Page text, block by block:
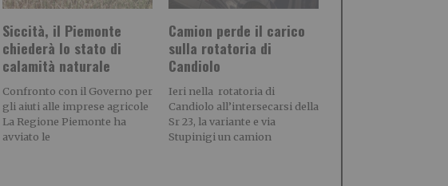
Siccità, il Piemonte
chiederà lo stato di
calamità naturale
Confronto con il Governo per
gli aiuti alle imprese agricole
La Regione Piemonte ha
avviato le
Camion perde il carico
sulla rotatoria di
Candiolo
Ieri nella rotatoria di
Candiolo all’intersecarsi della
Sr 23, la variante e via
Stupinigi un camion